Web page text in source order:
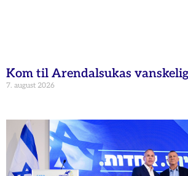
Kom til Arendalsukas
7. august 2026